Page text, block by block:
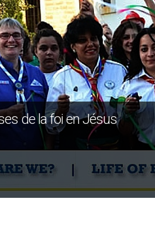
de la foi en Jésus